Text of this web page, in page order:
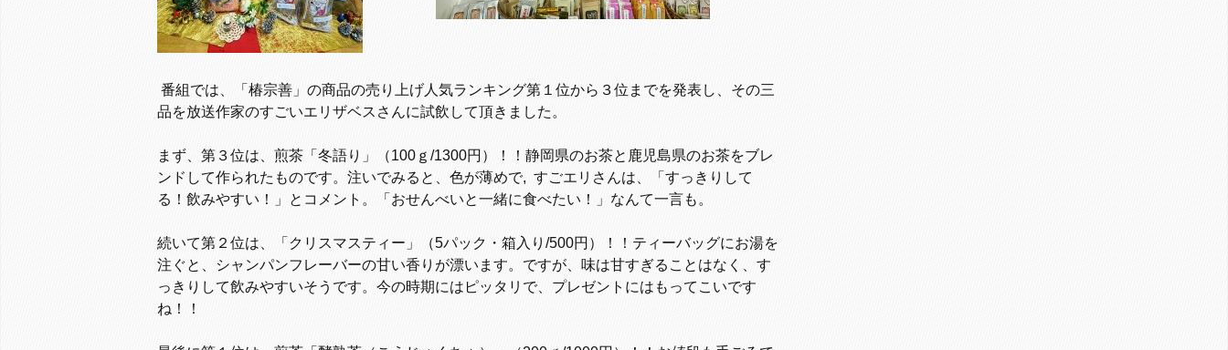
番組では、「椿宗善」の商品の売り上げ人気ランキング第１位から３位までを発表し、その三
品を放送作家のすごいエリザベスさんに試飲して頂きました。
まず、第３位は、煎茶「冬語り」（100ｇ/1300円）！！静岡県のお茶と鹿児島県のお茶をブレ
ンドして作られたものです。注いでみると、色が薄めで, すごエリさんは、「すっきりして
る！飲みやすい！」とコメント。「おせんべいと一緒に食べたい！」なんて一言も。
続いて第２位は、「クリスマスティー」（5パック・箱入り/500円）！！ティーバッグにお湯を
注ぐと、シャンパンフレーバーの甘い香りが漂います。ですが、味は甘すぎることはなく、す
っきりして飲みやすいそうです。今の時期にはピッタリで、プレゼントにはもってこいです
ね！！